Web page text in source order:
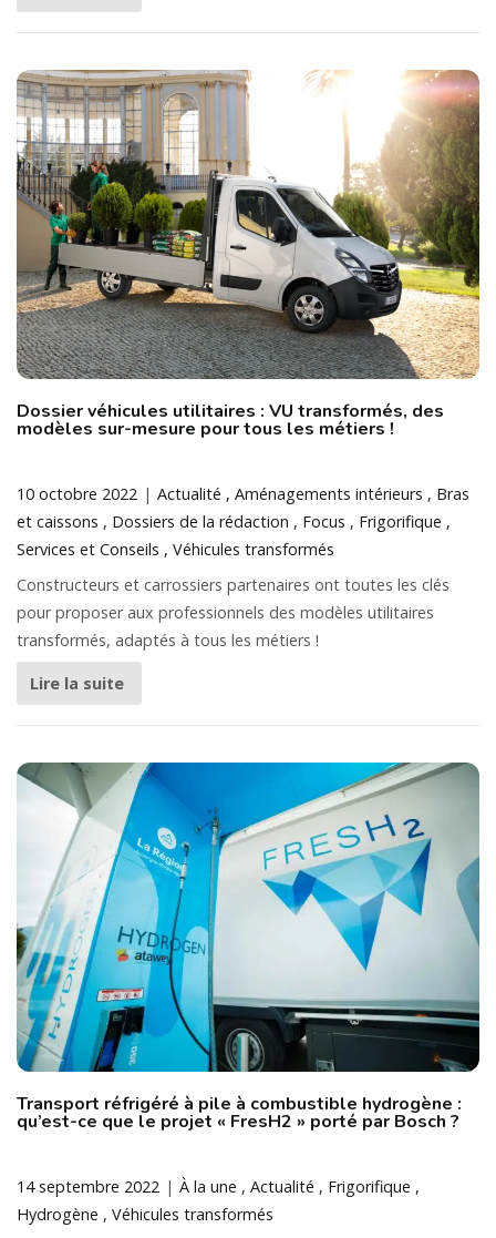
Dossier véhicules utilitaires : VU transformés, des
modèles sur-mesure pour tous les métiers !
10 octobre 2022 Actualité Aménagements intérieurs
Bras
et caissons
Dossiers de la rédaction Focus
Frigorifique
Services et Conseils
Véhicules transformés
Constructeurs et carrossiers partenaires ont toutes les clés
pour proposer aux professionnels des modèles utilitaires
transformés, adaptés à tous les métiers !
Lire la suite
Transport réfrigéré à pile à combustible hydrogène :
qu’est-ce que le projet « FresH2 » porté par Bosch ?
14 septembre 2022 À la une Actualité
Frigorifique
Hydrogène
Véhicules transformés